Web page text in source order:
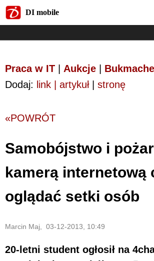
DI mobile
Praca w IT Aukcje
Dodaj: link | artykuł| stronę
«POWRÓT
Samobójstwo i
kamerą internetową
oglądać setki osób
Marcin Maj, 03-12-2013, 10:49
20-letni student ogłosił na
DI mobile